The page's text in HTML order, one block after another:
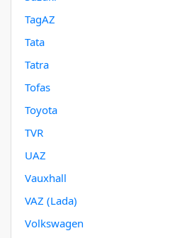
TagAZ
Tata
Tatra
Tofas
Toyota
TVR
UAZ
Vauxhall
VAZ (Lada)
Volkswagen